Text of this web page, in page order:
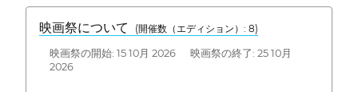
映画祭について (開催数（エディション）: 8)
映画祭の開始: 15 10月 2026 映画祭の終了: 25 10月
2026